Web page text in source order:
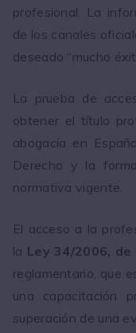
profesional. La
de los canales
deseado “mucho
La prueba de
obtener el título
abogacía en
Derecho y la
normativa vigente.
El acceso a la
la Ley 34/2006,
reglamentario, que
una capacitación
superación de una